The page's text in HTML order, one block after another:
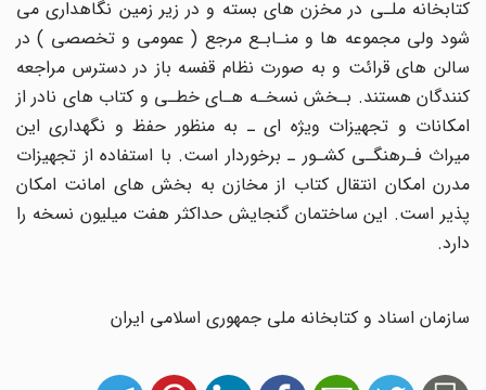
کتابخانه ملـی در مخزن های بسته و در زیر زمین نگاهداری می
شود ولی مجموعه ها و منـابـع مرجع ( عمومی و تخصصی ) در
سالن های قرائت و به صورت نظام قفسه باز در دسترس مراجعه
کنندگان هستند. بـخش نسخـه هـای خطـی و کتاب های نادر از
امکانات و تجهیزات ویژه ای ـ به منظور حفظ و نگهداری این
میراث فـرهنگـی کشـور ـ برخوردار است. با استفاده از تجهیزات
مدرن امکان انتقال کتاب از مخازن به بخش های امانت امکان
پذیر است. این ساختمان گنجایش حداکثر هفت میلیون نسخه را
دارد.
سازمان اسناد و کتابخانه ملی جمهوری اسلامی ایران